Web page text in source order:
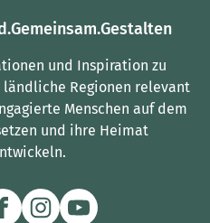
und Inspiration zu
Regionen relevant
Menschen auf dem
und ihre Heimat